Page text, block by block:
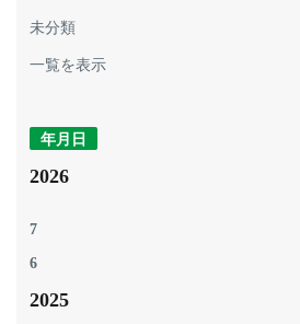
未分類
一覧を表示
年月日
2026
7
6
2025